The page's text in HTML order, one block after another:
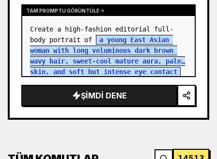
TAM PROMPTU GÖRÜNTÜLE
Create a high-fashion editorial full-
body portrait of
a young East Asian
woman with long voluminous dark brown
wavy hair, sweet-cool mature aura, pale
skin, and soft but intense eye contact
ŞIMDI DENE